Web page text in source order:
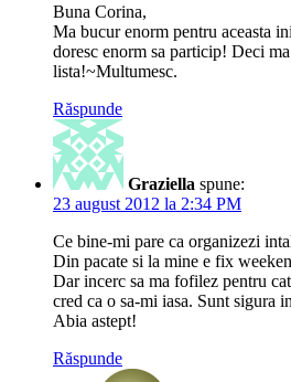
Buna Corina,
Ma bucur enorm pentru aceasta
doresc enorm sa particip! Deci
lista!~Multumesc.
Răspunde
Graziella spune:
23 august 2012 la 2:34 PM
Ce bine-mi pare ca organizezi
Din pacate si la mine e fix
Dar incerc sa ma fofilez pentru
cred ca o sa-mi iasa. Sunt sigura
Abia astept!
Răspunde